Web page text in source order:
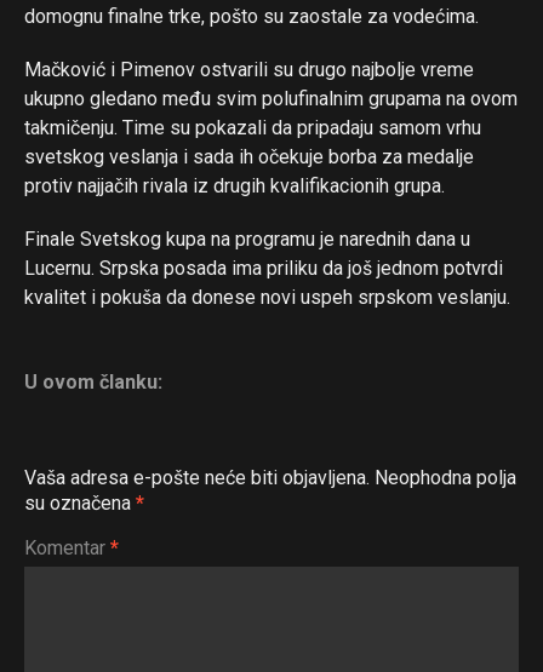
domognu finalne trke, pošto su zaostale za vodećima.
Mačković i Pimenov ostvarili su drugo najbolje vreme
ukupno gledano među svim polufinalnim grupama na ovom
takmičenju. Time su pokazali da pripadaju samom vrhu
svetskog veslanja i sada ih očekuje borba za medalje
protiv najjačih rivala iz drugih kvalifikacionih grupa.
Finale Svetskog kupa na programu je narednih dana u
Lucernu. Srpska posada ima priliku da još jednom potvrdi
kvalitet i pokuša da donese novi uspeh srpskom veslanju.
U ovom članku:
Vaša adresa e-pošte neće biti objavljena. Neophodna polja
su označena *
Komentar *